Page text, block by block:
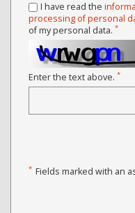
I have read the
processing of personal
of my personal data. *
Enter the text above. *
* Fields marked with an